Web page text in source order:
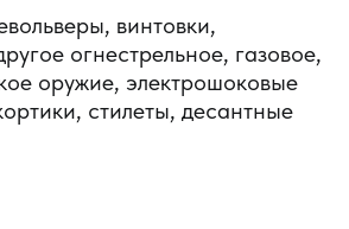
винтовки,
огнестрельное, газовое,
оружие, электрошоковые
стилеты, десантные